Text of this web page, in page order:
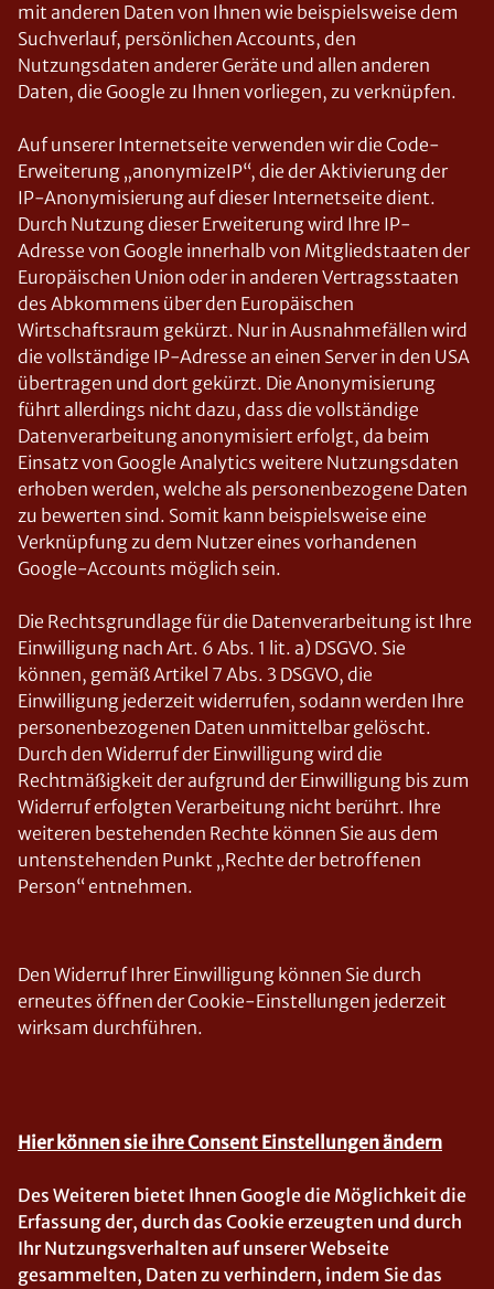
mit anderen Daten von Ihnen wie beispielsweise dem
Suchverlauf, persönlichen Accounts, den
Nutzungsdaten anderer Geräte und allen anderen
Daten, die Google zu Ihnen vorliegen, zu verknüpfen.
Auf unserer Internetseite verwenden wir die Code-
Erweiterung „anonymizeIP“, die der Aktivierung der
IP-Anonymisierung auf dieser Internetseite dient.
Durch Nutzung dieser Erweiterung wird Ihre IP-
Adresse von Google innerhalb von Mitgliedstaaten der
Europäischen Union oder in anderen Vertragsstaaten
des Abkommens über den Europäischen
Wirtschaftsraum gekürzt. Nur in Ausnahmefällen wird
die vollständige IP-Adresse an einen Server in den USA
übertragen und dort gekürzt. Die Anonymisierung
führt allerdings nicht dazu, dass die vollständige
Datenverarbeitung anonymisiert erfolgt, da beim
Einsatz von Google Analytics weitere Nutzungsdaten
erhoben werden, welche als personenbezogene Daten
zu bewerten sind. Somit kann beispielsweise eine
Verknüpfung zu dem Nutzer eines vorhandenen
Google-Accounts möglich sein.
Die Rechtsgrundlage für die Datenverarbeitung ist Ihre
Einwilligung nach Art. 6 Abs. 1 lit. a) DSGVO. Sie
können, gemäß Artikel 7 Abs. 3 DSGVO, die
Einwilligung jederzeit widerrufen, sodann werden Ihre
personenbezogenen Daten unmittelbar gelöscht.
Durch den Widerruf der Einwilligung wird die
Rechtmäßigkeit der aufgrund der Einwilligung bis zum
Widerruf erfolgten Verarbeitung nicht berührt. Ihre
weiteren bestehenden Rechte können Sie aus dem
untenstehenden Punkt „Rechte der betroffenen
Person“ entnehmen.
Den Widerruf Ihrer Einwilligung können Sie durch
erneutes öffnen der Cookie-Einstellungen jederzeit
wirksam durchführen.
Hier können sie ihre Consent Einstellungen ändern
Des Weiteren bietet Ihnen Google die Möglichkeit die
Erfassung der, durch das Cookie erzeugten und durch
Ihr Nutzungsverhalten auf unserer Webseite
gesammelten, Daten zu verhindern, indem Sie das